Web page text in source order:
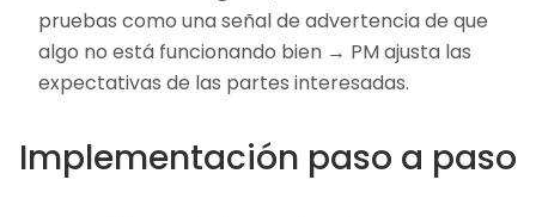
pruebas como una señal de advertencia de que
algo no está funcionando bien → PM ajusta las
expectativas de las partes interesadas.
Implementación paso a paso